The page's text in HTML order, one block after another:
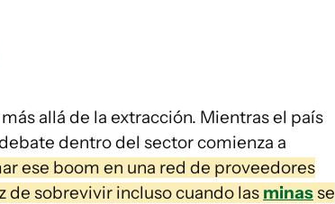
allá de la extracción. Mientras el país
dentro del sector comienza a
ese boom en una red de proveedores
de sobrevivir incluso cuando las minasse